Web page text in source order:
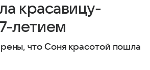
красавицу-
летием
что Соня красотой пошла